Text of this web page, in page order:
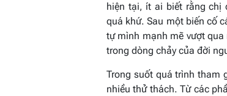
hiện tại, ít ai biết rằng chị
quá khứ. Sau một biến cố
tự mình mạnh mẽ vượt
trong dòng chảy của đời
Trong suốt quá trình tham
nhiều thử thách. Từ các